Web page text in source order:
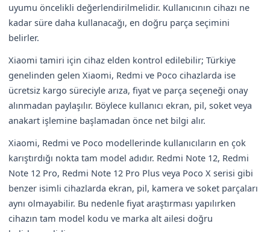
uyumu öncelikli değerlendirilmelidir. Kullanıcının cihazı ne
kadar süre daha kullanacağı, en doğru parça seçimini
belirler.
Xiaomi tamiri için cihaz elden kontrol edilebilir; Türkiye
genelinden gelen Xiaomi, Redmi ve Poco cihazlarda ise
ücretsiz kargo süreciyle arıza, fiyat ve parça seçeneği onay
alınmadan paylaşılır. Böylece kullanıcı ekran, pil, soket veya
anakart işlemine başlamadan önce net bilgi alır.
Xiaomi, Redmi ve Poco modellerinde kullanıcıların en çok
karıştırdığı nokta tam model adıdır. Redmi Note 12, Redmi
Note 12 Pro, Redmi Note 12 Pro Plus veya Poco X serisi gibi
benzer isimli cihazlarda ekran, pil, kamera ve soket parçaları
aynı olmayabilir. Bu nedenle fiyat araştırması yapılırken
cihazın tam model kodu ve marka alt ailesi doğru